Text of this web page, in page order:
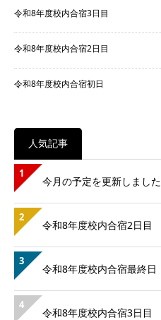
令和8年度校内合宿3日目
令和8年度校内合宿2日目
令和8年度校内合宿初日
人気記事
1
今月の予定を更新しました
2
令和8年度校内合宿2日目
3
令和8年度校内合宿最終日
4
令和8年度校内合宿3日目